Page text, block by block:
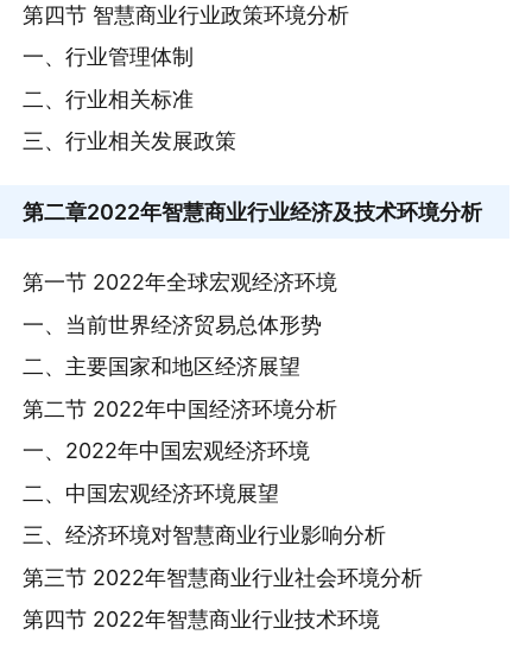
第四节 智慧商业行业政策环境分析
一、行业管理体制
二、行业相关标准
三、行业相关发展政策
第二章2022年智慧商业行业经济及技术环境分析
第一节 2022年全球宏观经济环境
一、当前世界经济贸易总体形势
二、主要国家和地区经济展望
第二节 2022年中国经济环境分析
一、2022年中国宏观经济环境
二、中国宏观经济环境展望
三、经济环境对智慧商业行业影响分析
第三节 2022年智慧商业行业社会环境分析
第四节 2022年智慧商业行业技术环境